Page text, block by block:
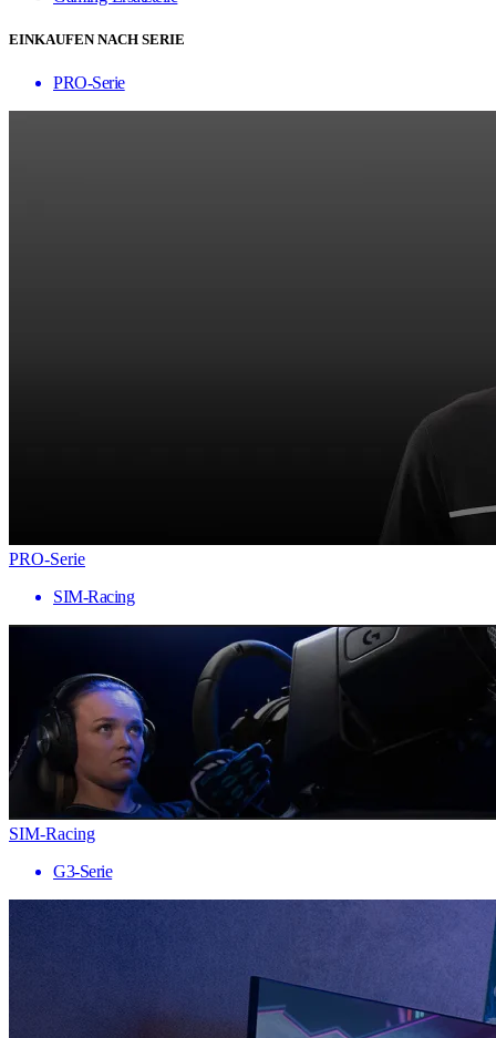
EINKAUFEN NACH SERIE
PRO-Serie
PRO-Serie
SIM-Racing
SIM-Racing
G3-Serie